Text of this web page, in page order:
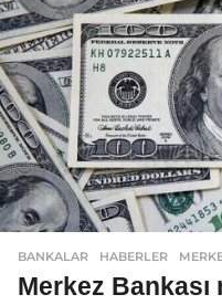
o
BANKALAR ,HABERLER
Merkez Bankası